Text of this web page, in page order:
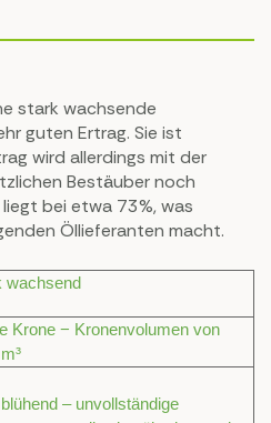
stark wachsende
guten Ertrag. Sie ist
wird allerdings mit der
Bestäuber noch
bei etwa 73%, was
Öllieferanten macht.
wachsend
Krone − Kronenvolumen von
– unvollständige